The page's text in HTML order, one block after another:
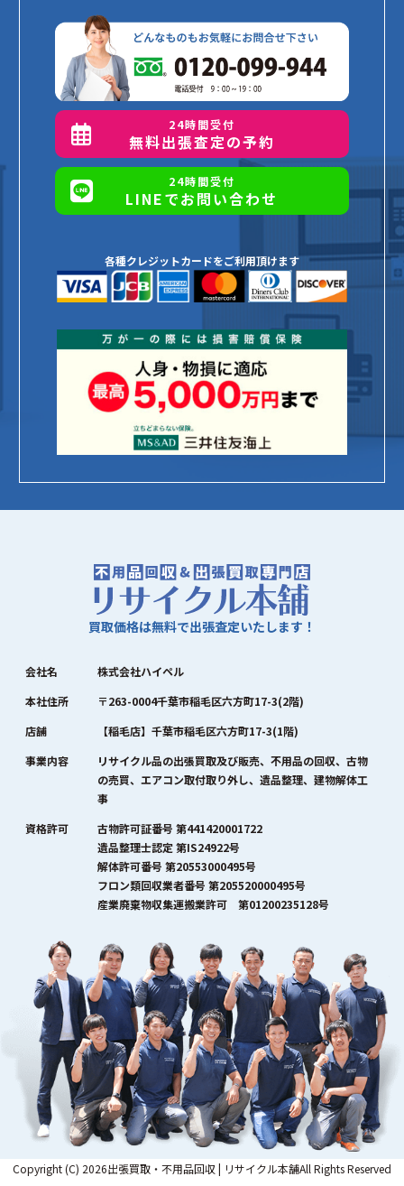
24時間受付
無料出張査定の予約
24時間受付
LINEでお問い合わせ
各種クレジットカードをご利用頂けます
買取価格は無料で出張査定いたします！
会社名
株式会社ハイペル
本社住所
〒263-0004千葉市稲毛区六方町17-3(2階)
店舗
【稲毛店】千葉市稲毛区六方町17-3(1階)
事業内容
リサイクル品の出張買取及び販売、不用品の回収、古物
の売買、エアコン取付取り外し、遺品整理、建物解体工
事
資格許可
古物許可証番号 第441420001722
遺品整理士認定 第IS24922号
解体許可番号 第20553000495号
フロン類回収業者番号 第205520000495号
産業廃棄物収集運搬業許可 第01200235128号
Copyright (C) 2026出張買取・不用品回収 | リサイクル本舗All Rights Reserved